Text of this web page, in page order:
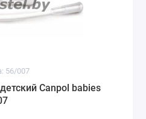
56/007
Canpol babies